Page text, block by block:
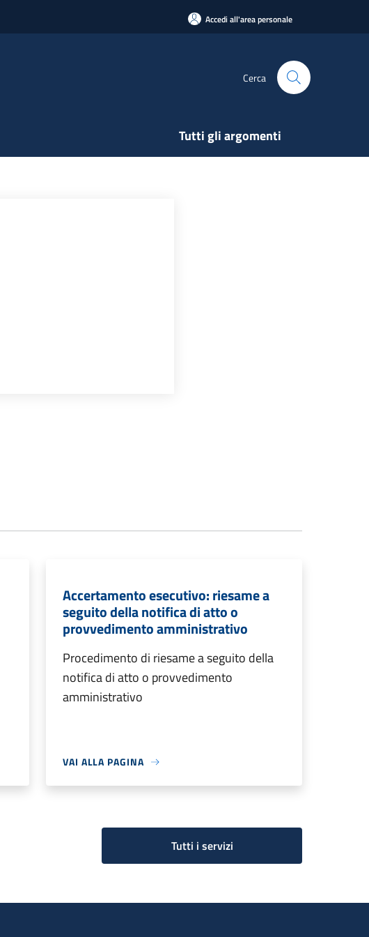
Accedi all'area personale
Cerca
Tutti gli argomenti
Accertamento esecutivo: riesame a
seguito della notifica di atto o
provvedimento amministrativo
Procedimento di riesame a seguito della
notifica di atto o provvedimento
amministrativo
VAI ALLA PAGINA
Tutti i servizi